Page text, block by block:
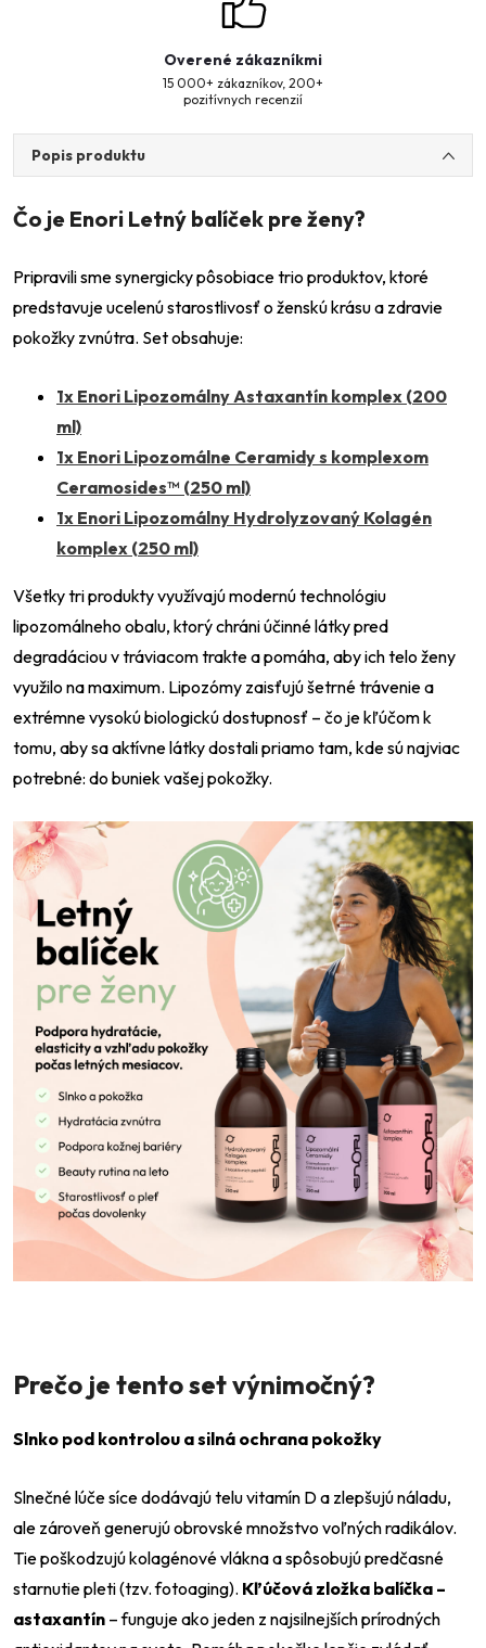
Overené zákazníkmi
15 000+ zákazníkov, 200+
pozitívnych recenzií
Popis produktu
Čo je Enori Letný balíček pre ženy?
Pripravili sme synergicky pôsobiace trio produktov, ktoré
predstavuje ucelenú starostlivosť o ženskú krásu a zdravie
pokožky zvnútra. Set obsahuje:
1x Enori Lipozomálny Astaxantín komplex (200
ml)
1x Enori Lipozomálne Ceramidy s komplexom
Ceramosides™ (250 ml)
1x Enori Lipozomálny Hydrolyzovaný Kolagén
komplex (250 ml)
Všetky tri produkty využívajú modernú technológiu
lipozomálneho obalu, ktorý chráni účinné látky pred
degradáciou v tráviacom trakte a pomáha, aby ich telo ženy
využilo na maximum. Lipozómy zaisťujú šetrné trávenie a
extrémne vysokú biologickú dostupnosť – čo je kľúčom k
tomu, aby sa aktívne látky dostali priamo tam, kde sú najviac
potrebné: do buniek vašej pokožky.
Prečo je tento set výnimočný?
Slnko pod kontrolou a silná ochrana pokožky
Slnečné lúče síce dodávajú telu vitamín D a zlepšujú náladu,
ale zároveň generujú obrovské množstvo voľných radikálov.
Tie poškodzujú kolagénové vlákna a spôsobujú predčasné
starnutie pleti (tzv. fotoaging). Kľúčová zložka balíčka –
astaxantín – funguje ako jeden z najsilnejších prírodných